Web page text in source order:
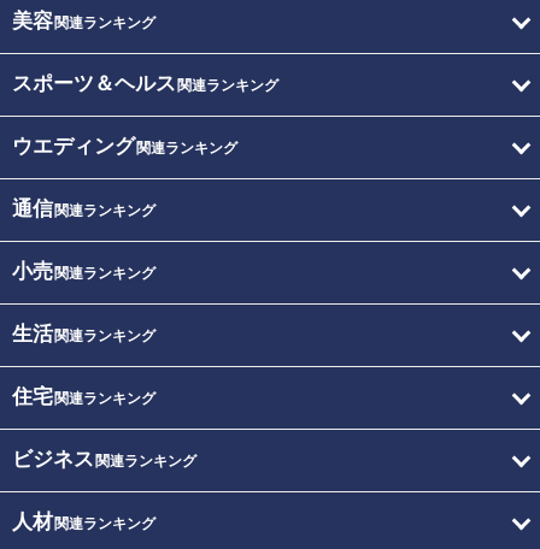
美容関連ランキング
スポーツ＆ヘルス 関連ランキング
ウエディング関連ランキング
通信関連ランキング
小売関連ランキング
生活関連ランキング
住宅関連ランキング
ビジネス 関連ランキング
人材関連ランキング